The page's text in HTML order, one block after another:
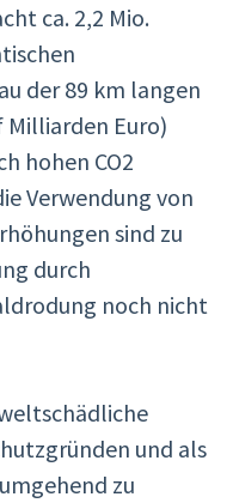
ca. 2,2 Mio.
der 89 km langen
Milliarden Euro)
hohen CO2
Verwendung von
sind zu
durch
noch nicht
und als
zu